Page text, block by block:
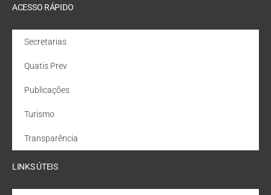
ACESSO RÁPIDO
Secretarias
Quatis Prev
Publicações
Turismo
Transparência
LINKS ÚTEIS